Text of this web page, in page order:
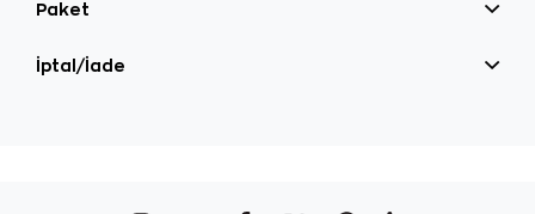
Paket
İptal/İade